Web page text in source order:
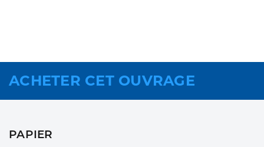
ACHETER CET OUVRAGE
PAPIER